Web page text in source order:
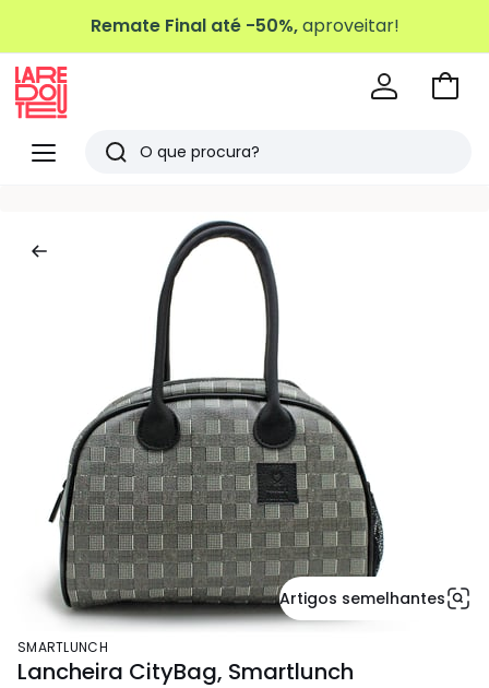
Remate Final até -50%,aproveitar!
Menu
Redoute
Pesquisar
Ir
Artigos semelhantes
SMARTLUNCH
Lancheira CityBag, Smartlunch